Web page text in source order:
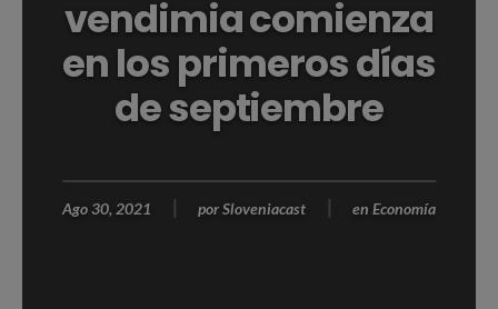
vendimia comienza
en los primeros días
de septiembre
Ago 30, 2021 porSloveniacast en Economía